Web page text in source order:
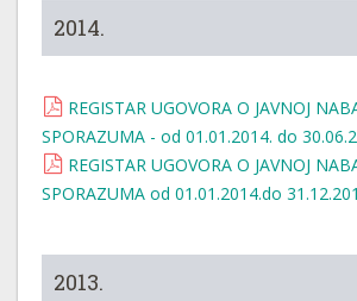
2014.
REGISTAR UGOVORA O JAVNOJ
SPORAZUMA - od 01.01.2014. do
REGISTAR UGOVORA O JAVNOJ
SPORAZUMA od 01.01.2014.do
2013.